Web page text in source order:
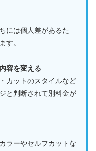
には個人差があるた
す。
容を変える
カットのスタイルなど
と判断されて別料金が
ラーやセルフカットな